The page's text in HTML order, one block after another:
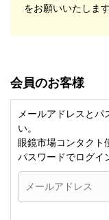
をお願いいたします
会員のお客様
メールアドレスとパ
い。
眼鏡市場コンタクト
パスワードでログイ